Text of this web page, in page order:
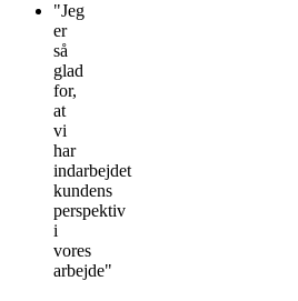
"Jeg
er
så
glad
for,
at
vi
har
indarbejdet
kundens
perspektiv
i
vores
arbejde"